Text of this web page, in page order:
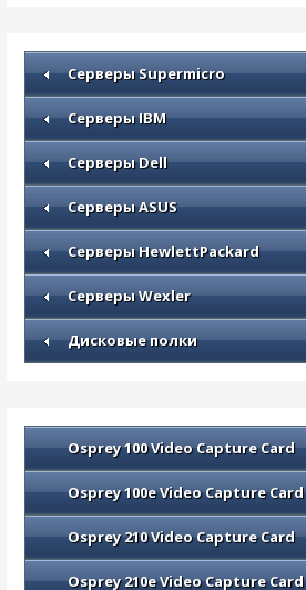
Серверы Supermicro
Серверы IBM
Серверы Dell
Серверы ASUS
Серверы HewlettPackard
Серверы Wexler
Дисковые полки
Osprey 100 Video Capture Card
Osprey 100e Video Capture Card
Osprey 210 Video Capture Card
Osprey 210e Video Capture Card